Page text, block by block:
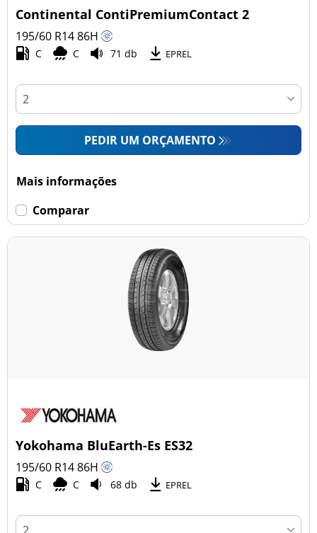
Continental ContiPremiumContact 2
195/60 R1486H
C C 71 db EPREL
PEDIR UM ORÇAMENTO
Mais informações
Comparar
Yokohama BluEarth-Es ES32
195/60 R1486H
C C 68 db EPREL